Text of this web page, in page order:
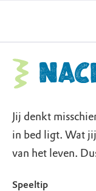
Jij denkt
in bed ligt. Wat
van het leven.
Speeltip